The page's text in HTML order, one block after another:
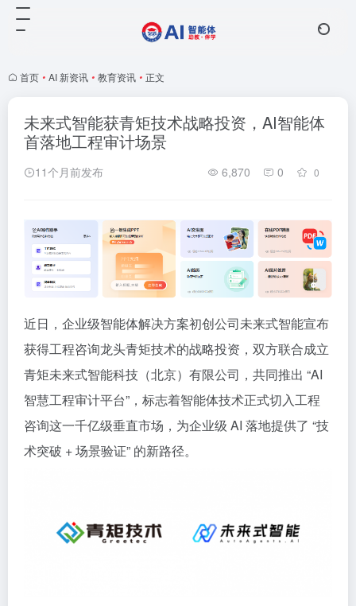
首页 • AI 新资讯 • 教育资讯 • 正文
未来式智能获青矩技术战略投资，AI智能体
首落地工程审计场景
11个月前发布 6,870 0 0
近日，企业级智能体解决方案初创公司未来式智能宣布
获得工程咨询龙头青矩技术的战略投资，双方联合成立
青矩未来式智能科技（北京）有限公司，共同推出 “AI
智慧工程审计平台”，标志着智能体技术正式切入工程
咨询这一千亿级垂直市场，为企业级 AI 落地提供了 “技
术突破 + 场景验证” 的新路径。